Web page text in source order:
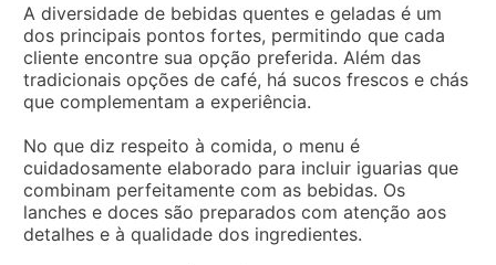
A diversidade de bebidas quentes e geladas é um
dos principais pontos fortes, permitindo que cada
cliente encontre sua opção preferida. Além das
tradicionais opções de café, há sucos frescos e chás
que complementam a experiência.
No que diz respeito à comida, o menu é
cuidadosamente elaborado para incluir iguarias que
combinam perfeitamente com as bebidas. Os
lanches e doces são preparados com atenção aos
detalhes e à qualidade dos ingredientes.